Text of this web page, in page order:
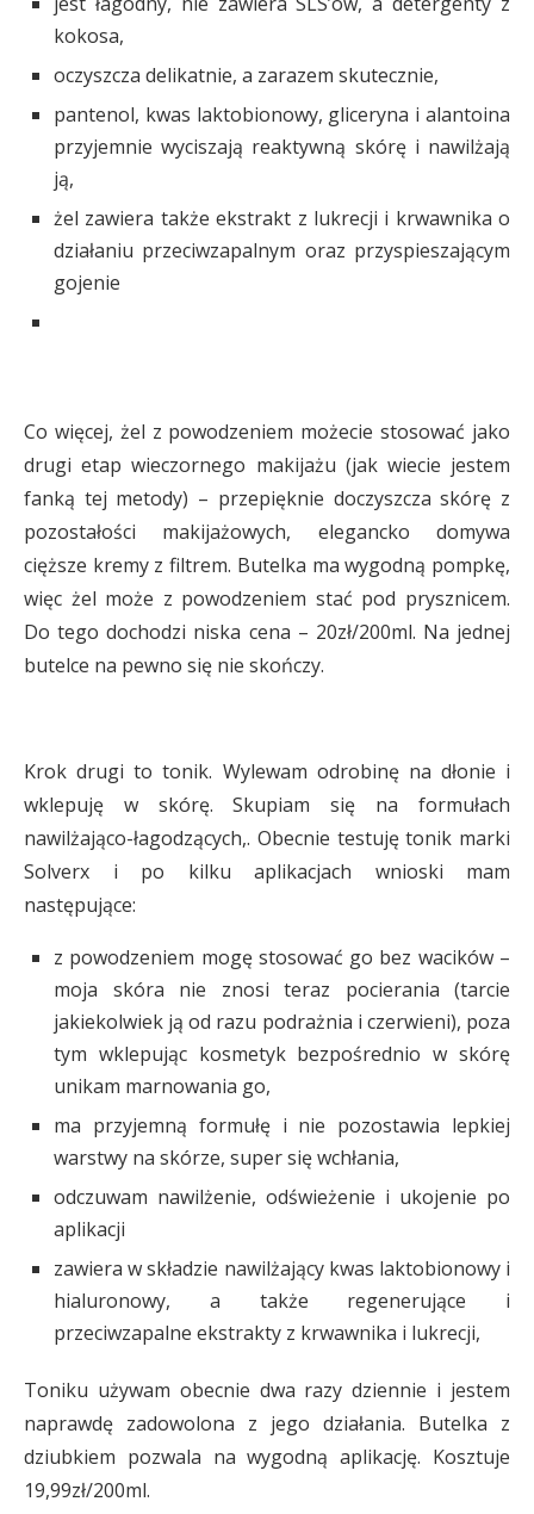
kokosa,
oczyszcza delikatnie, a zarazem skutecznie,
pantenol, kwas laktobionowy, gliceryna i alantoina
przyjemnie wyciszają reaktywną skórę i nawilżają
ją,
żel zawiera także ekstrakt z lukrecji i krwawnika o
działaniu przeciwzapalnym oraz przyspieszającym
gojenie
Co więcej, żel z powodzeniem możecie stosować jako
drugi etap wieczornego makijażu (jak wiecie jestem
fanką tej metody) – przepięknie doczyszcza skórę z
pozostałości makijażowych, elegancko domywa
cięższe kremy z filtrem. Butelka ma wygodną pompkę,
więc żel może z powodzeniem stać pod prysznicem.
Do tego dochodzi niska cena – 20zł/200ml. Na jednej
butelce na pewno się nie skończy.
Krok drugi to tonik. Wylewam odrobinę na dłonie i
wklepuję w skórę. Skupiam się na formułach
nawilżająco-łagodzących,. Obecnie testuję tonik marki
Solverx i po kilku aplikacjach wnioski mam
następujące:
z powodzeniem mogę stosować go bez wacików –
moja skóra nie znosi teraz pocierania (tarcie
jakiekolwiek ją od razu podrażnia i czerwieni), poza
tym wklepując kosmetyk bezpośrednio w skórę
unikam marnowania go,
ma przyjemną formułę i nie pozostawia lepkiej
warstwy na skórze, super się wchłania,
odczuwam nawilżenie, odświeżenie i ukojenie po
aplikacji
zawiera w składzie nawilżający kwas laktobionowy i
hialuronowy, a także regenerujące i
przeciwzapalne ekstrakty z krwawnika i lukrecji,
Toniku używam obecnie dwa razy dziennie i jestem
naprawdę zadowolona z jego działania. Butelka z
dziubkiem pozwala na wygodną aplikację. Kosztuje
19,99zł/200ml.